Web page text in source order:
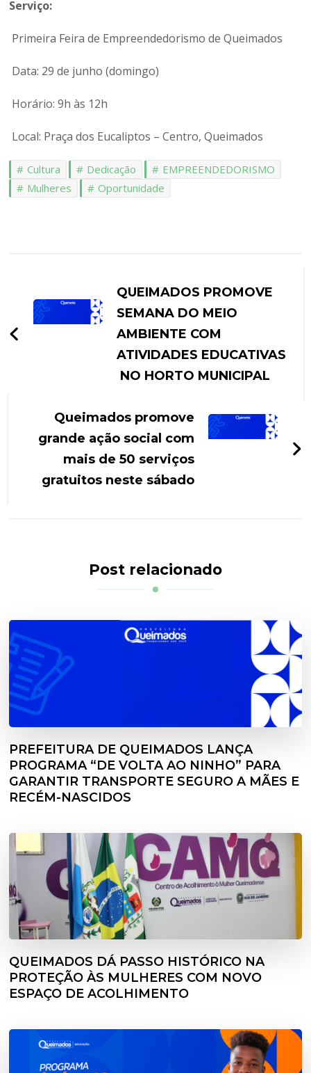
Serviço:
Primeira Feira de Empreendedorismo de Queimados
Data: 29 de junho (domingo)
Horário: 9h às 12h
Local: Praça dos Eucaliptos – Centro, Queimados
Cultura Dedicação
EMPREENDEDORISMO
Mulheres
Oportunidade
QUEIMADOS PROMOVE
SEMANA DO MEIO
AMBIENTE COM
ATIVIDADES EDUCATIVAS
NO HORTO MUNICIPAL
Queimados promove
grande ação social com
mais de 50 serviços
gratuitos neste sábado
Post relacionado
PREFEITURA DE QUEIMADOS LANÇA
PROGRAMA “DE VOLTA AO NINHO” PARA
GARANTIR TRANSPORTE SEGURO A MÃES E
RECÉM-NASCIDOS
QUEIMADOS DÁ PASSO HISTÓRICO NA
PROTEÇÃO ÀS MULHERES COM NOVO
ESPAÇO DE ACOLHIMENTO